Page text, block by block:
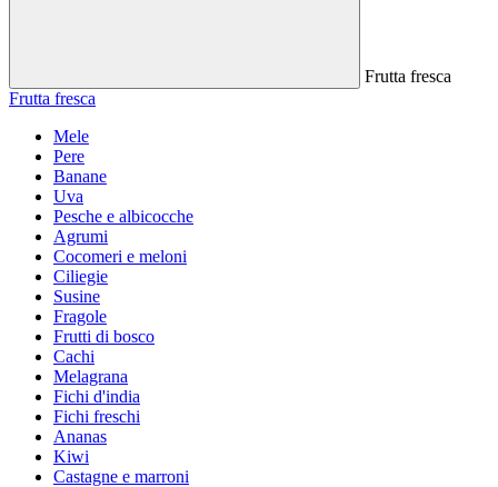
Frutta fresca
Frutta fresca
Mele
Pere
Banane
Uva
Pesche e albicocche
Agrumi
Cocomeri e meloni
Ciliegie
Susine
Fragole
Frutti di bosco
Cachi
Melagrana
Fichi d'india
Fichi freschi
Ananas
Kiwi
Castagne e marroni